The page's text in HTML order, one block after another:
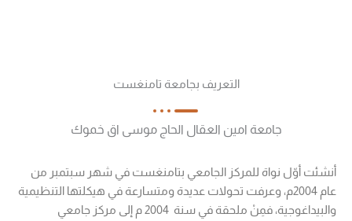
التعريف بجامعة تامنغست
جامعة امين العقال الحاج موسى اق خموك
أنشئت أوّل نواة للمركز الجامعي بتامنغست في شهر سبتمبر من
عام 2004م، وعرفت تحولات عديدة ومتسارعة في هيكلتها التنظيمية
والبيداغوجية، فمِنْ ملحقة في سنة 2004 م إلى مركز جامعي